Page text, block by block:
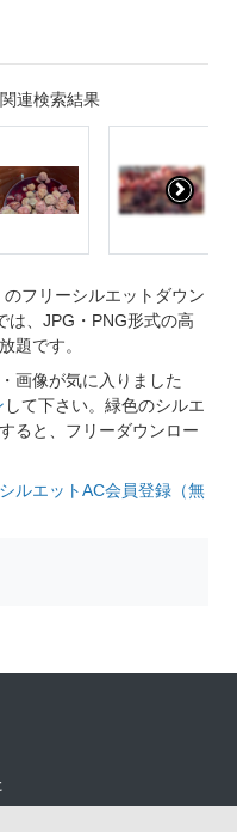
連検索結果
フリーシルエットダウン
は、JPG・PNG形式の高
題です。
画像が気に入りました
して下さい。緑色のシルエ
ると、フリーダウンロー
シルエットAC会員登録（無